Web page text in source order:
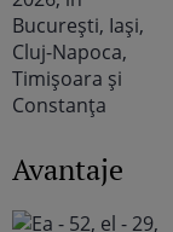
Avantaje